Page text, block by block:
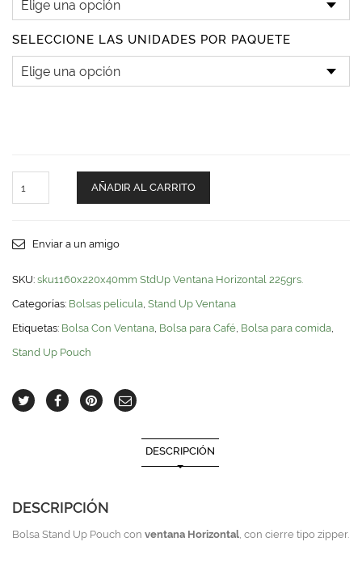
SELECCIONE LAS UNIDADES POR PAQUETE
Ventana
quantity
AÑADIR AL CARRITO
Enviar a un amigo
SKU: sku1160x220x40mm StdUp Ventana Horizontal 225grs.
Categorías: Bolsas pelicula, Stand Up Ventana
Etiquetas: Bolsa Con Ventana, Bolsa para Café, Bolsa para comida,
Stand Up Pouch
DESCRIPCIÓN
DESCRIPCIÓN
Bolsa Stand Up Pouch con ventana Horizontal, con cierre tipo zipper.